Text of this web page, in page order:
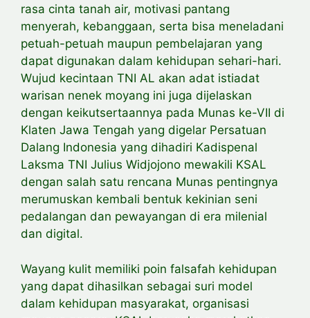
rasa cinta tanah air, motivasi pantang
menyerah, kebanggaan, serta bisa meneladani
petuah-petuah maupun pembelajaran yang
dapat digunakan dalam kehidupan sehari-hari.
Wujud kecintaan TNI AL akan adat istiadat
warisan nenek moyang ini juga dijelaskan
dengan keikutsertaannya pada Munas ke-VII di
Klaten Jawa Tengah yang digelar Persatuan
Dalang Indonesia yang dihadiri Kadispenal
Laksma TNI Julius Widjojono mewakili KSAL
dengan salah satu rencana Munas pentingnya
merumuskan kembali bentuk kekinian seni
pedalangan dan pewayangan di era milenial
dan digital.
Wayang kulit memiliki poin falsafah kehidupan
yang dapat dihasilkan sebagai suri model
dalam kehidupan masyarakat, organisasi